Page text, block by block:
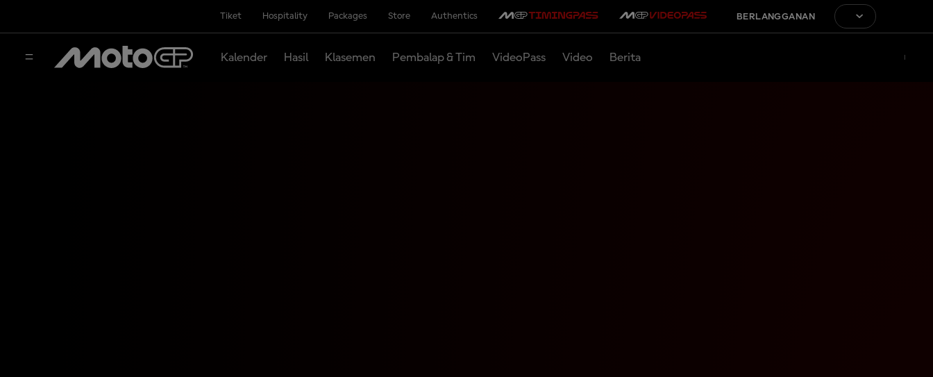
Tiket Hospitality Packages Store Authentics BERLANGGANAN
Kalender Hasil Klasemen Pembalap & Tim VideoPass Video Berita